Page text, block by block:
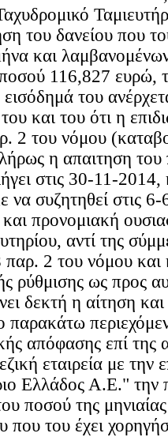
του δανείου που
και
116,827 ευρώ,
εισόδημά του
και του ότι η
2 του νόμου
η απαιτηση
στις 30-11-
να συζητηθεί στις
προνομιακή
αντί της
παρ. 2 του νόμου και
ρύθμισης ως προς
δεκτή η αίτηση
παρακάτω
απόφασης επί της
εταιρεία με την
Ελλάδος Α.Ε."
ποσού της
που του έχει